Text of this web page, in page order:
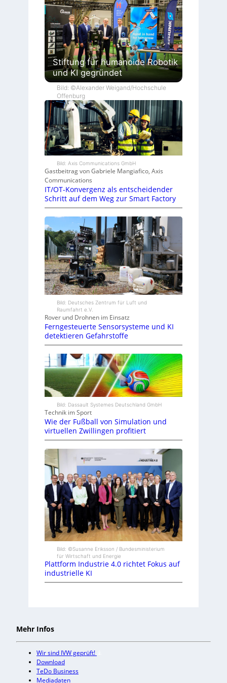
Stiftung für humanoide Robotik
und KI gegründet
Bild: ©Alexander Weigand/Hochschule
Offenburg
Bild: Axis Communications GmbH
Gastbeitrag von Gabriele Mangiafico, Axis
Communications
IT/OT-Konvergenz als entscheidender
Schritt auf dem Weg zur Smart Factory
Bild: Deutsches Zentrum für Luft und
Raumfahrt e.V.
Rover und Drohnen im Einsatz
Ferngesteuerte Sensorsysteme und KI
detektieren Gefahrstoffe
Bild: Dassault Systemes Deutschland GmbH
Technik im Sport
Wie der Fußball von Simulation und
virtuellen Zwillingen profitiert
Bild: ©Susanne Eriksson / Bundesministerium
für Wirtschaft und Energie
Plattform Industrie 4.0 richtet Fokus auf
industrielle KI
Mehr Infos
Wir sind IVW geprüft!
Download
TeDo Business
Mediadaten